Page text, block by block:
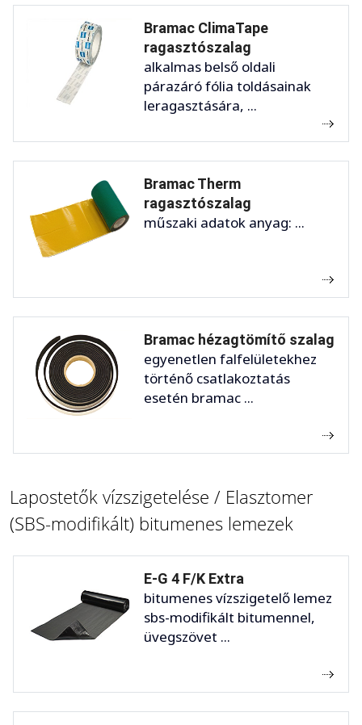
Bramac ClimaTape
ragasztószalag
alkalmas belső oldali
párazáró fólia toldásainak
leragasztására, ...
Bramac Therm
ragasztószalag
műszaki adatok anyag: ...
Bramac hézagtömítő szalag
egyenetlen falfelületekhez
történő csatlakoztatás
esetén bramac ...
Lapostetők vízszigetelése / Elasztomer
(SBS-modifikált) bitumenes lemezek
E-G 4 F/K Extra
bitumenes vízszigetelő lemez
sbs-modifikált bitumennel,
üvegszövet ...